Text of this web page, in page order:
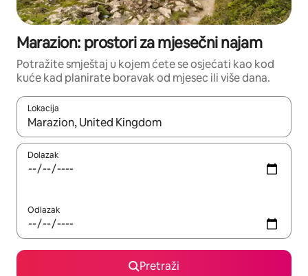
Marazion: prostori za mjesečni najam
Potražite smještaj u kojem ćete se osjećati kao kod
kuće kad planirate boravak od mjesec ili više dana.
Lokacija
Kada budu dostupni rezultati, moći ćete ih pregledati
Dolazak
Odlazak
Pretraži